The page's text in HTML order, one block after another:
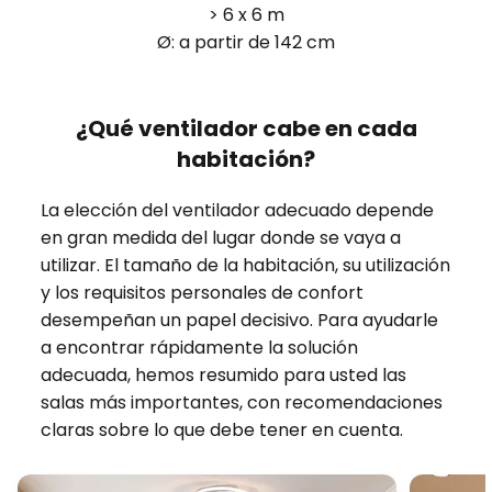
> 6 x 6 m
Ø: a partir de 142 cm
¿Qué ventilador cabe en cada
habitación?
La elección del ventilador adecuado depende
en gran medida del lugar donde se vaya a
utilizar. El tamaño de la habitación, su utilización
y los requisitos personales de confort
desempeñan un papel decisivo. Para ayudarle
a encontrar rápidamente la solución
adecuada, hemos resumido para usted las
salas más importantes, con recomendaciones
claras sobre lo que debe tener en cuenta.